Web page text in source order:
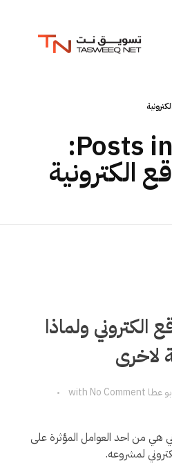
Posts in category:
الكترونية
الكتروني ولماذا
لاخرى
عطا with No Comment
هي من احد العوامل المؤثرة على
لمشروعه.